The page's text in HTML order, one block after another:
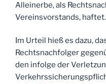
Alleinerbe, als
Vereinsvorstands, haftet.
Im Urteil hieß es dazu,
Rechtsnachfolger
den infolge der